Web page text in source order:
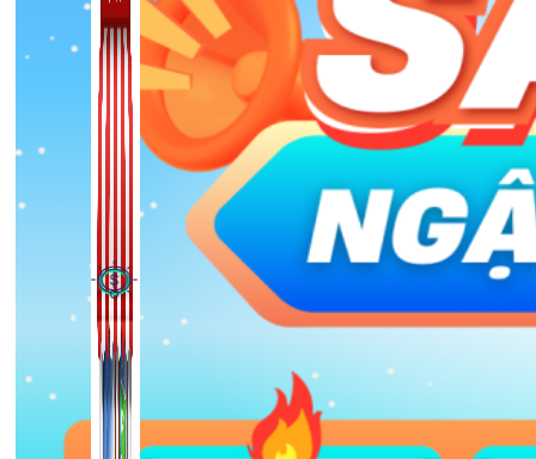
Thủ Thuật Facebook
536 bài viết
Kiếm Tiền MMO